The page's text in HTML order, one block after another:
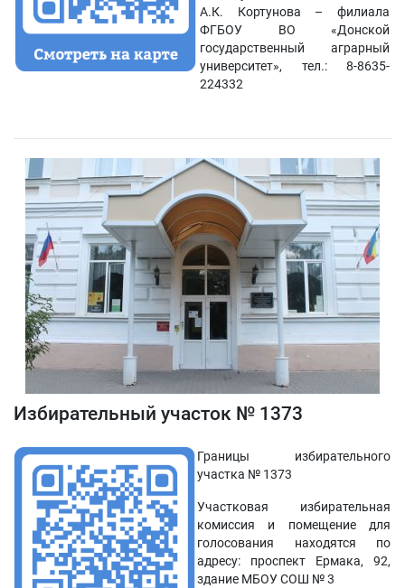
А.К. Кортунова – филиала
ФГБОУ ВО «Донской
государственный аграрный
университет», тел.: 8-8635-
224332
Избирательный участок № 1373
Границы избирательного
участка № 1373
Участковая избирательная
комиссия и помещение для
голосования находятся по
адресу: проспект Ермака, 92,
здание МБОУ СОШ № 3